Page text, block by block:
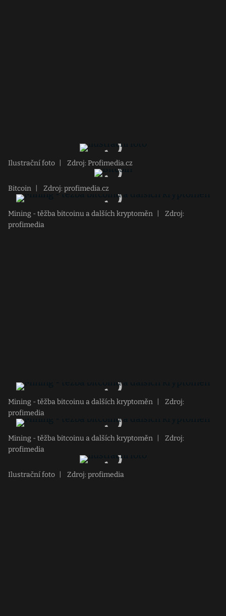
Ilustrační foto Zdroj: Profimedia.cz
Bitcoin Zdroj: profimedia.cz
Mining - těžba bitcoinu a dalších kryptoměn
Zdroj:
profimedia
Mining - těžba bitcoinu a dalších kryptoměn
Zdroj:
profimedia
Mining - těžba bitcoinu a dalších kryptoměn
Zdroj:
profimedia
Ilustrační foto Zdroj: profimedia